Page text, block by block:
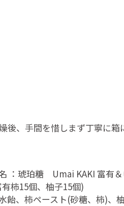
後、手間を惜しまず丁寧に箱
名 ：琥珀糖 Umai KAKI 富有
柿15個、柚子15個)
、柿ペースト(砂糖、柿)、